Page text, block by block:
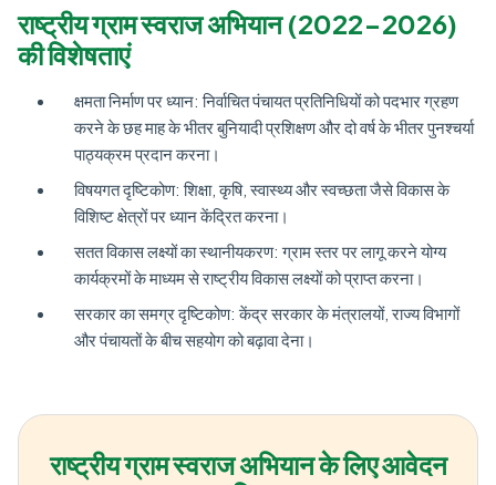
राष्ट्रीय ग्राम स्वराज अभियान (2022-2026)
की विशेषताएं
क्षमता निर्माण पर ध्यान: निर्वाचित पंचायत प्रतिनिधियों को पदभार ग्रहण
करने के छह माह के भीतर बुनियादी प्रशिक्षण और दो वर्ष के भीतर पुनश्चर्या
पाठ्यक्रम प्रदान करना।
विषयगत दृष्टिकोण: शिक्षा, कृषि, स्वास्थ्य और स्वच्छता जैसे विकास के
विशिष्ट क्षेत्रों पर ध्यान केंद्रित करना।
सतत विकास लक्ष्यों का स्थानीयकरण: ग्राम स्तर पर लागू करने योग्य
कार्यक्रमों के माध्यम से राष्ट्रीय विकास लक्ष्यों को प्राप्त करना।
सरकार का समग्र दृष्टिकोण: केंद्र सरकार के मंत्रालयों, राज्य विभागों
और पंचायतों के बीच सहयोग को बढ़ावा देना।
राष्ट्रीय ग्राम स्वराज अभियान के लिए आवेदन